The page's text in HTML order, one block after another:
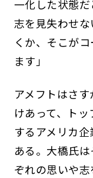
一化した状態だ
志を見失わせ
くか、そこが
ます」
アメフトはさ
けあって、ト
するアメリカ
ある。大橋氏
ぞれの思いや